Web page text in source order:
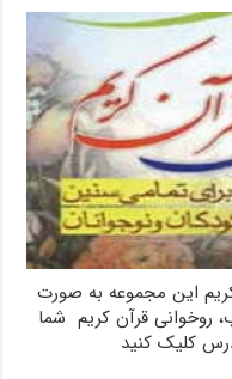
این مجموعه به صورت
قرآن کریم شما
کلیک کنید